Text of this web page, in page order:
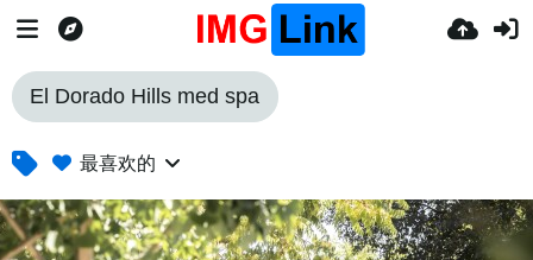
El Dorado Hills med spa
最喜欢的